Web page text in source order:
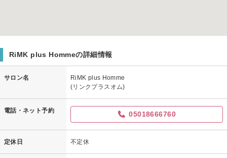
RiMK plus Hommeの詳細情報
サロン名
RiMK plus Homme
(リンクプラスオム)
電話・ネット予約 05018666760
定休日 不定休